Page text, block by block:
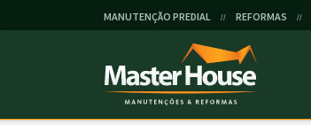
MANUTENÇÃO PREDIAL // REFORMAS //